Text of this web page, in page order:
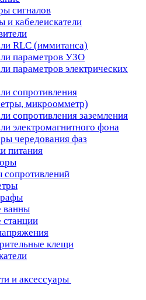
сигналов
и кабелеискатели
RLC (иммитанса)
параметров УЗО
параметров электрических
сопротивления
микроомметр)
сопротивления заземления
электромагнитного фона
чередования фаз
питания
сопротивлений
ванны
клещи
и аксессуары